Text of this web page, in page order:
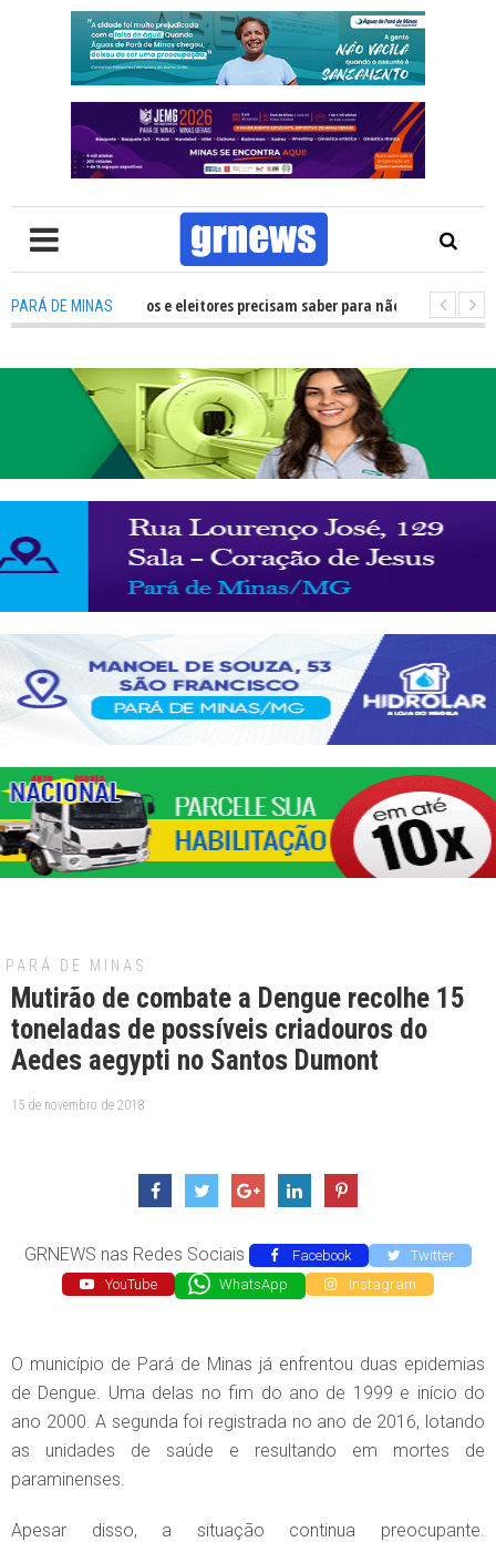
PARÁ DE MINAS
O que candidatos e eleitores precisam saber para não ter problemas nas
PARÁ DE MINAS
Mutirão de combate a Dengue recolhe 15
toneladas de possíveis criadouros do
Aedes aegypti no Santos Dumont
15 de novembro de 2018
GRNEWS nas Redes Sociais Facebook
Twitter
YouTube
WhatsApp Instagram
O município de Pará de Minas já enfrentou duas epidemias
de Dengue. Uma delas no fim do ano de 1999 e início do
ano 2000. A segunda foi registrada no ano de 2016, lotando
as unidades de saúde e resultando em mortes de
paraminenses.
Apesar disso, a situação continua preocupante.